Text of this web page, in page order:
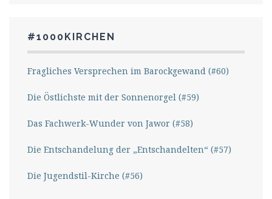
#1000KIRCHEN
Fragliches Versprechen im Barockgewand (#60)
Die Östlichste mit der Sonnenorgel (#59)
Das Fachwerk-Wunder von Jawor (#58)
Die Entschandelung der „Entschandelten“ (#57)
Die Jugendstil-Kirche (#56)